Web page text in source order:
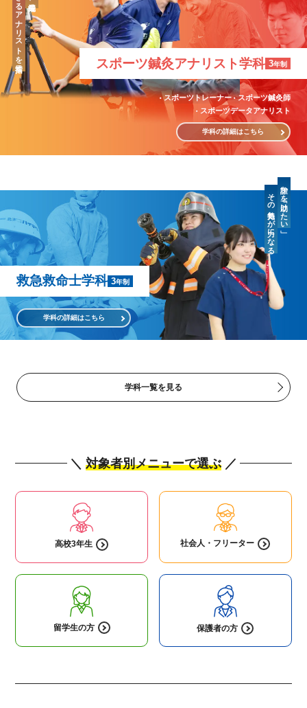
スポーツ鍼灸アナリスト学科 3年制
スポーツトレーナー
スポーツ鍼灸師
スポーツデータアナリスト
学科の詳細はこちら
救急救命士学科 3年制
学科の詳細はこちら
誰かを「助けたい」
その気持ちが力になる
学科一覧を見る
＼ 対象者別メニューで選ぶ ／
高校3年生 社会人・ フリーター
留学生の方 保護者の方